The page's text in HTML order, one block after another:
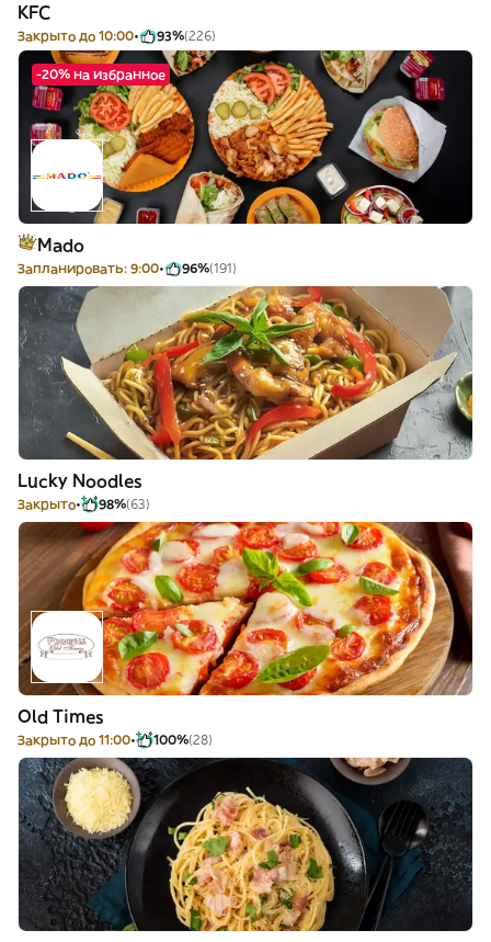
KFC
Закрыто до 10:00 93%(226)
-20% на избранное
Mado
Запланировать: 9:00 96%(191)
Lucky Noodles
Закрыто 98%(63)
Old Times
Закрыто до 11:00 100%(28)